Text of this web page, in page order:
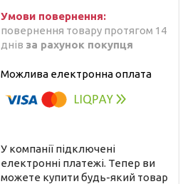
повернення товару протягом 14
днів за рахунок покупця
У компанії підключені
електронні платежі. Тепер ви
можете купити будь-який товар